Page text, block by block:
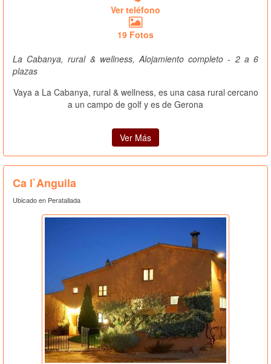
Ver teléfono
19 Fotos
La Cabanya, rural & wellness, Alojamiento completo - 2 a 6
plazas
Vaya a La Cabanya, rural & wellness, es una casa rural cercano
a un campo de golf y es de Gerona
Ver Más
Ca l`Anguila
Ubicado en Peratallada